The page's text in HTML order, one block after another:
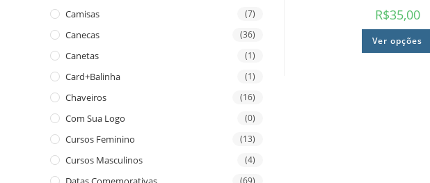
R$35,00
Ver opções
Camisas (7)
Canecas (36)
Canetas (1)
Card+Balinha (1)
Chaveiros (16)
Com Sua Logo (0)
Cursos Feminino (13)
Cursos Masculinos (4)
(69)